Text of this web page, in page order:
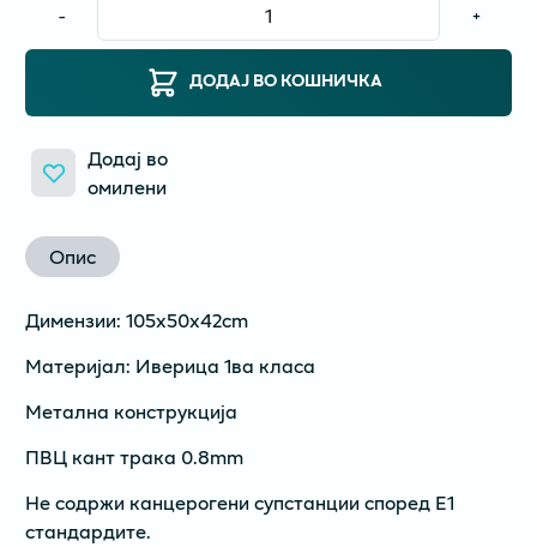
- +
ДОДАЈ ВО КОШНИЧКА
Додај во
омилени
Опис
Димензии: 105x50x42cm
Материјал: Иверица 1ва класа
Метална конструкција
ПВЦ кант трака 0.8mm
Не содржи канцерогени супстанции според Е1
стандардите.